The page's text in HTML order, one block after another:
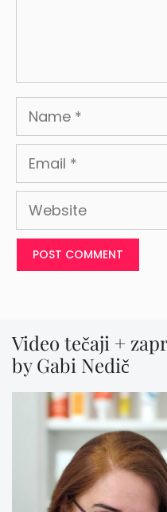
Name
Email
Website
Video tečaji +
by Gabi Nedič